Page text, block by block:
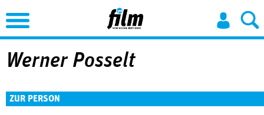
Jump to Navigation
Werner Posselt
ZUR PERSON